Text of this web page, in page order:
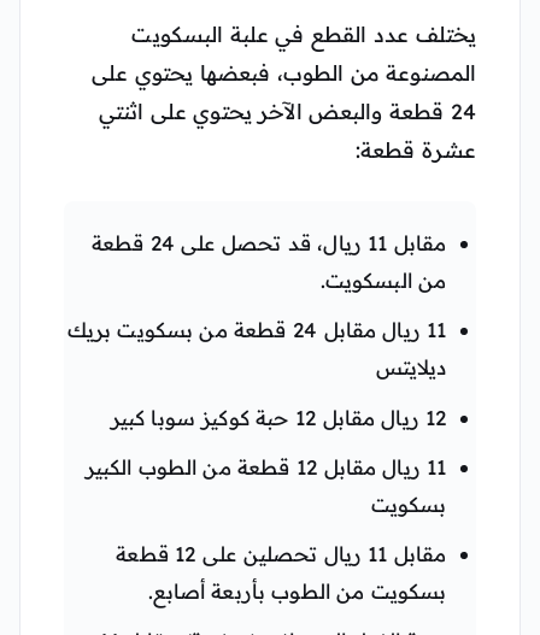
يختلف عدد القطع في علبة البسكويت
المصنوعة من الطوب، فبعضها يحتوي على
24 قطعة والبعض الآخر يحتوي على اثنتي
عشرة قطعة:
مقابل 11 ريال، قد تحصل على 24 قطعة
من البسكويت.
11 ريال مقابل 24 قطعة من بسكويت بريك
ديلايتس
12 ريال مقابل 12 حبة كوكيز سوبا كبير
11 ريال مقابل 12 قطعة من الطوب الكبير
بسكويت
مقابل 11 ريال تحصلين على 12 قطعة
بسكويت من الطوب بأربعة أصابع.